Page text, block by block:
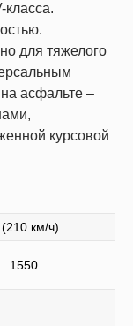
для тяжелого
асфальте –
курсовой
км/ч)
1550
—